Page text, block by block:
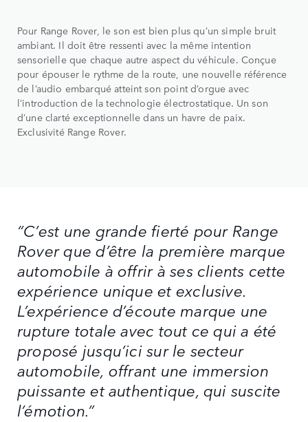
Pour Range Rover, le son est bien plus qu’un simple bruit
ambiant. Il doit être ressenti avec la même intention
sensorielle que chaque autre aspect du véhicule. Conçue
pour épouser le rythme de la route, une nouvelle référence
de l’audio embarqué atteint son point d’orgue avec
l’introduction de la technologie électrostatique. Un son
d’une clarté exceptionnelle dans un havre de paix.
Exclusivité Range Rover.
“C’est une grande fierté pour Range
Rover que d’être la première marque
automobile à offrir à ses clients cette
expérience unique et exclusive.
L’expérience d’écoute marque une
rupture totale avec tout ce qui a été
proposé jusqu’ici sur le secteur
automobile, offrant une immersion
puissante et authentique, qui suscite
l’émotion.”